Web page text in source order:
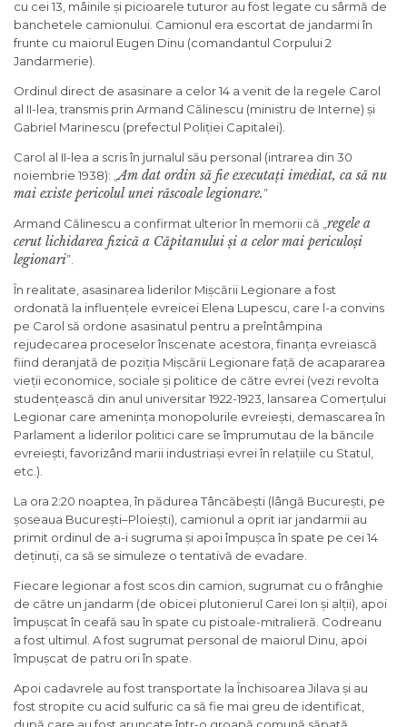
cu cei 13, mâinile și picioarele tuturor au fost legate cu sârmă de
banchetele camionului. Camionul era escortat de jandarmi în
frunte cu maiorul Eugen Dinu (comandantul Corpului 2
Jandarmerie).
Ordinul direct de asasinare a celor 14 a venit de la regele Carol
al II-lea, transmis prin Armand Călinescu (ministru de Interne) și
Gabriel Marinescu (prefectul Poliției Capitalei).
Carol al II-lea a scris în jurnalul său personal (intrarea din 30
noiembrie 1938): „Am dat ordin să fie executați imediat, ca să nu
mai existe pericolul unei răscoale legionare.”
Armand Călinescu a confirmat ulterior în memorii că „regele a
cerut lichidarea fizică a Căpitanului și a celor mai periculoși
legionari”.
În realitate, asasinarea liderilor Mișcării Legionare a fost
ordonată la influențele evreicei Elena Lupescu, care l-a convins
pe Carol să ordone asasinatul pentru a preîntâmpina
rejudecarea proceselor înscenate acestora, finanța evreiască
fiind deranjată de poziția Mișcării Legionare față de acapararea
vieții economice, sociale și politice de către evrei (vezi revolta
studențească din anul universitar 1922-1923, lansarea Comerțului
Legionar care amenința monopolurile evreiești, demascarea în
Parlament a liderilor politici care se împrumutau de la băncile
evreiești, favorizând marii industriași evrei în relațiile cu Statul,
etc.).
La ora 2:20 noaptea, în pădurea Tâncăbești (lângă București, pe
șoseaua București–Ploiești), camionul a oprit iar jandarmii au
primit ordinul de a-i sugruma și apoi împușca în spate pe cei 14
deținuți, ca să se simuleze o tentativă de evadare.
Fiecare legionar a fost scos din camion, sugrumat cu o frânghie
de către un jandarm (de obicei plutonierul Carei Ion și alții), apoi
împușcat în ceafă sau în spate cu pistoale-mitralieră. Codreanu
a fost ultimul. A fost sugrumat personal de maiorul Dinu, apoi
împușcat de patru ori în spate.
Apoi cadavrele au fost transportate la Închisoarea Jilava și au
fost stropite cu acid sulfuric ca să fie mai greu de identificat,